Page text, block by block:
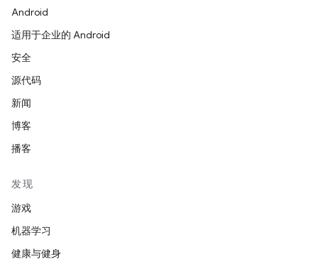
Android
适用于企业的 Android
安全
源代码
新闻
博客
播客
发现
游戏
机器学习
健康与健身